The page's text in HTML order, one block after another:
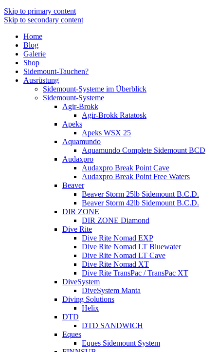
Skip to primary content
Skip to secondary content
Home
Blog
Galerie
Shop
Sidemount-Tauchen?
Ausrüstung
Sidemount-Systeme im Überblick
Sidemount-Systeme
Agir-Brokk
Agir-Brokk Ratatosk
Apeks
Apeks WSX 25
Aquamundo
Aquamundo Complete Sidemount BCD
Audaxpro
Audaxpro Break Point Cave
Audaxpro Break Point Free Waters
Beaver
Beaver Storm 25lb Sidemount B.C.D.
Beaver Storm 42lb Sidemount B.C.D.
DIR ZONE
DIR ZONE Diamond
Dive Rite
Dive Rite Nomad EXP
Dive Rite Nomad LT Bluewater
Dive Rite Nomad LT Cave
Dive Rite Nomad XT
Dive Rite TransPac / TransPac XT
DiveSystem
DiveSystem Manta
Diving Solutions
Helix
DTD
DTD SANDWICH
Eques
Eques Sidemount System